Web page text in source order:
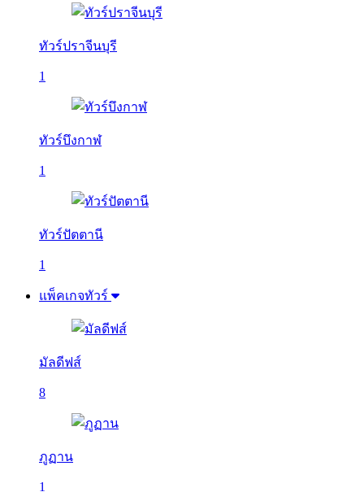
ทัวร์ปราจีนบุรี
1
ทัวร์บึงกาฬ
1
ทัวร์ปัตตานี
1
แพ็คเกจทัวร์
มัลดีฟส์
8
ภูฏาน
1